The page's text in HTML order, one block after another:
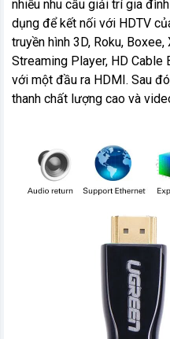
nhiều nhu cầu giải trí gia
dụng để kết nối với HDTV
truyền hình 3D, Roku,
Streaming Player, HD Cable
với một đầu ra HDMI. Sau
thanh chất lượng cao và